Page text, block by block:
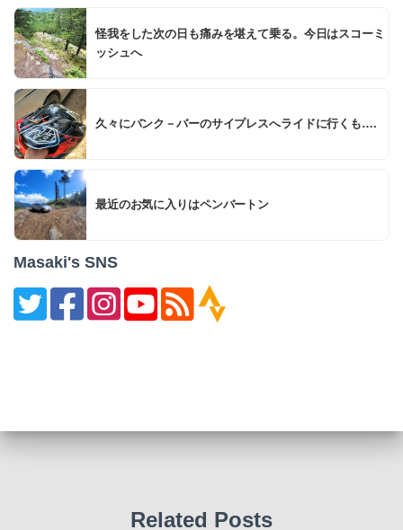
怪我をした次の日も痛みを堪えて乗る。今日はスコーミ
ッシュへ
久々にバンク－バーのサイプレスへライドに行くも….
最近のお気に入りはペンバートン
Masaki's SNS
Related Posts